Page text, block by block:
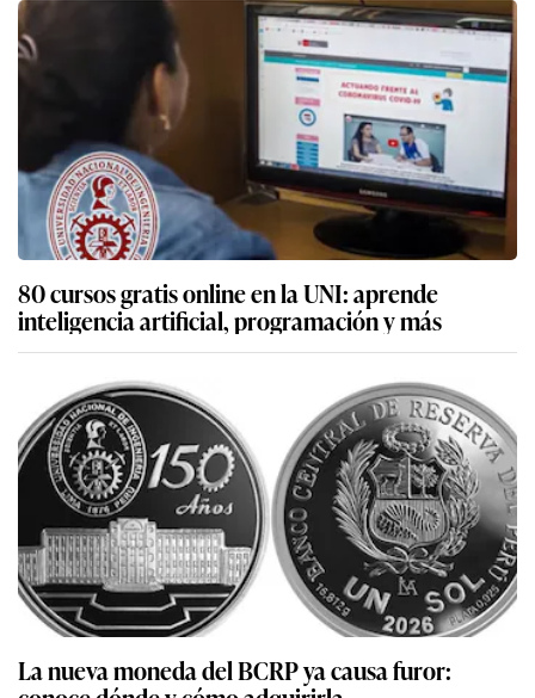
80 cursos gratis online en la UNI: aprende
inteligencia artificial, programación y más
La nueva moneda del BCRP ya causa furor: